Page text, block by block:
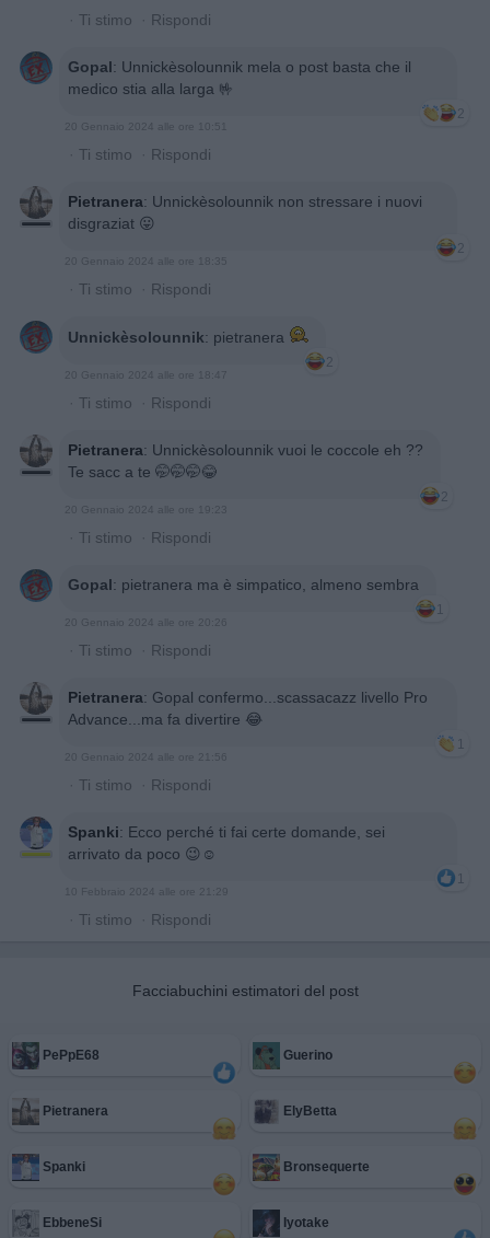
· Ti stimo · Rispondi
Gopal: Unnickèsolounnik mela o post basta che il
medico stia alla larga 🤟
2
20 Gennaio 2024 alle ore 10:51
· Ti stimo · Rispondi
Pietranera: Unnickèsolounnik non stressare i nuovi
disgraziat 😛
2
20 Gennaio 2024 alle ore 18:35
· Ti stimo · Rispondi
Unnickèsolounnik: pietranera
2
20 Gennaio 2024 alle ore 18:47
· Ti stimo · Rispondi
Pietranera: Unnickèsolounnik vuoi le coccole eh ??
Te sacc a te 🤭🤭🤭😂
2
20 Gennaio 2024 alle ore 19:23
· Ti stimo · Rispondi
Gopal: pietranera ma è simpatico, almeno sembra
1
20 Gennaio 2024 alle ore 20:26
· Ti stimo · Rispondi
Pietranera: Gopal confermo...scassacazz livello Pro
Advance...ma fa divertire 😂
1
20 Gennaio 2024 alle ore 21:56
· Ti stimo · Rispondi
Spanki: Ecco perché ti fai certe domande, sei
arrivato da poco 😉☺️
1
10 Febbraio 2024 alle ore 21:29
· Ti stimo · Rispondi
Facciabuchini estimatori del post
PePpE68 Guerino
Pietranera ElyBetta
Spanki Bronsequerte
EbbeneSi Iyotake